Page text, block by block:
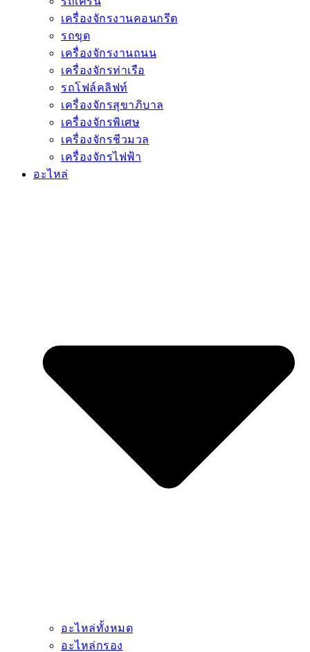
เครื่องจักรงานคอนกรีต
รถขุด
เครื่องจักรงานถนน
เครื่องจักรท่าเรือ
รถโฟล์คลิฟท์
เครื่องจักรสุขาภิบาล
เครื่องจักรพิเศษ
เครื่องจักรชีวมวล
เครื่องจักรไฟฟ้า
อะไหล่
อะไหล่ทั้งหมด
อะไหล่กรอง